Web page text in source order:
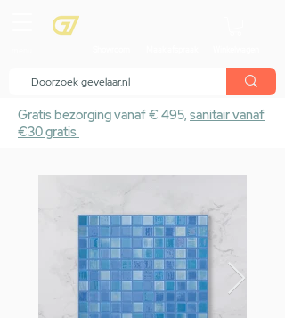
Gratis bezorging vanaf € 495,sanitair vanaf
€30 gratis